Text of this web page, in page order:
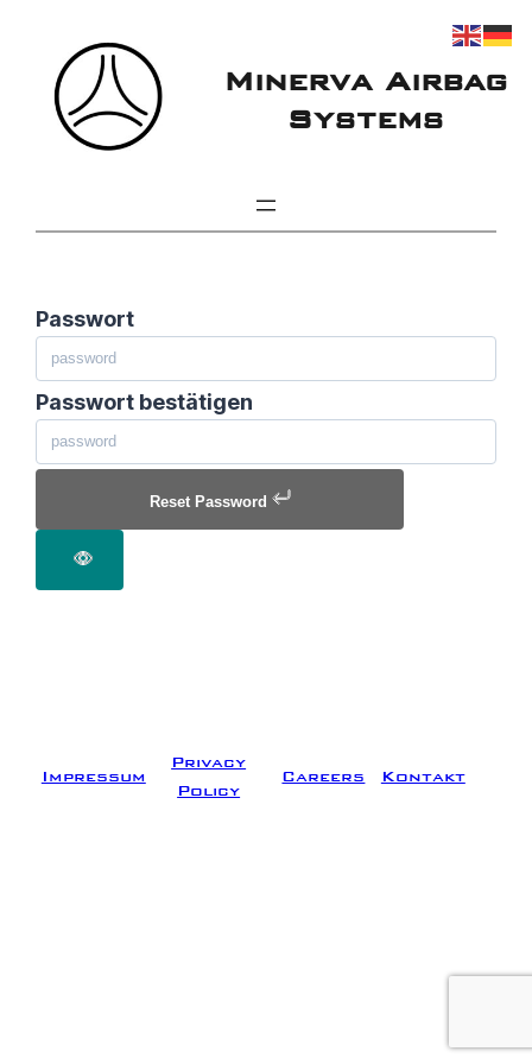
springen
Minerva Airbag
Systems
Passwort
Passwort bestätigen
Reset Password
Impressum
Privacy
Policy
Careers Kontakt